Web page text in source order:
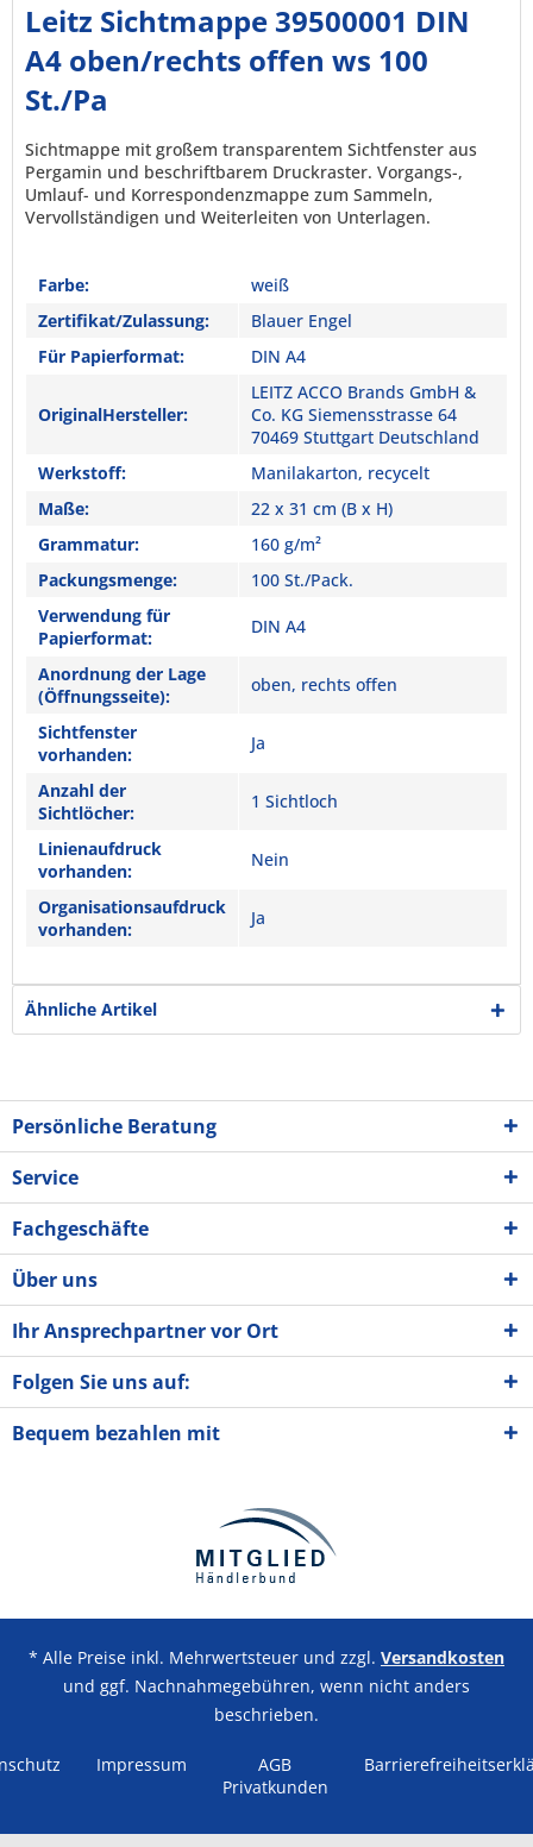
Leitz Sichtmappe 39500001 DIN
A4 oben/rechts offen ws 100
St./Pa
Sichtmappe mit großem transparentem Sichtfenster aus
Pergamin und beschriftbarem Druckraster. Vorgangs-,
Umlauf- und Korrespondenzmappe zum Sammeln,
Vervollständigen und Weiterleiten von Unterlagen.
Farbe:
weiß
Zertifikat/Zulassung:
Blauer Engel
Für Papierformat:
DIN A4
OriginalHersteller:
LEITZ ACCO Brands GmbH &
Co. KG Siemensstrasse 64
70469 Stuttgart Deutschland
Werkstoff:
Manilakarton, recycelt
Maße:
22 x 31 cm (B x H)
Grammatur:
160 g/m²
Packungsmenge:
100 St./Pack.
Verwendung für
Papierformat:
DIN A4
Anordnung der Lage
(Öffnungsseite):
oben, rechts offen
Sichtfenster
vorhanden:
Ja
Anzahl der
Sichtlöcher:
1 Sichtloch
Linienaufdruck
vorhanden:
Nein
Organisationsaufdruck
vorhanden:
Ja
Ähnliche Artikel
Persönliche Beratung
Service
Fachgeschäfte
Über uns
Ihr Ansprechpartner vor Ort
Folgen Sie uns auf:
Bequem bezahlen mit
* Alle Preise inkl. Mehrwertsteuer und zzgl. Versandkosten
und ggf. Nachnahmegebühren, wenn nicht anders
beschrieben.
Impressum
AGB
Privatkunden